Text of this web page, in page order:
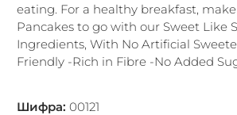
eating. For a healthy breakfast,
Pancakes to go with our Sweet Like
Ingredients, With No Artificial
Friendly -Rich in Fibre -No Added
Шифра: 00121